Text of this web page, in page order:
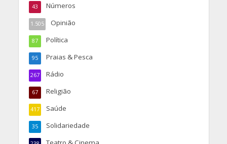
Números
43
Opinião
1.505
Política
87
Praias & Pesca
95
Rádio
267
Religião
67
Saúde
417
Solidariedade
35